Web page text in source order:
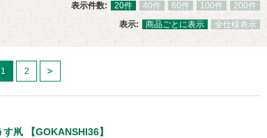
表示件数: 20件 40件 60件 100件
200件
表示:
商品ごとに表示 全仕様表示
1 2
鼡 【GOKANSHI36】